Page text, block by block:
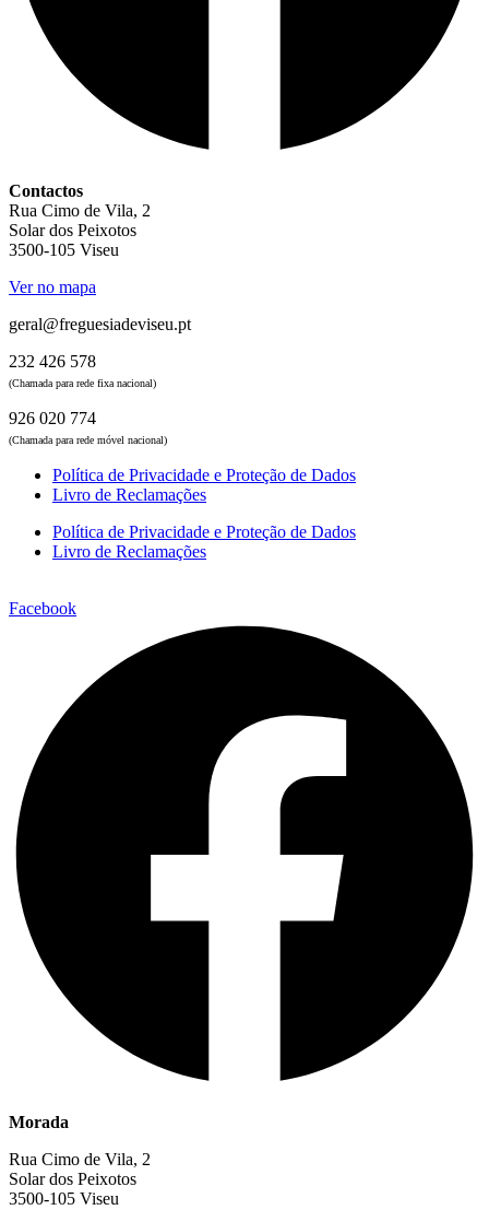
Contactos
Rua Cimo de Vila, 2
Solar dos Peixotos
3500-105 Viseu
Ver no mapa
geral@freguesiadeviseu.pt
232 426 578
(Chamada para rede fixa nacional)
926 020 774
(Chamada para rede móvel nacional)
Política de Privacidade e Proteção de Dados
Livro de Reclamações
Política de Privacidade e Proteção de Dados
Livro de Reclamações
Facebook
Morada
Rua Cimo de Vila, 2
Solar dos Peixotos
3500-105 Viseu